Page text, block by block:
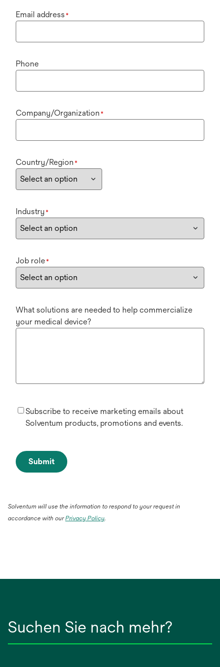
Email address *
Phone
Company/Organization *
Country/Region *
Industry *
Job role*
What solutions are needed to help commercialize
your medical device?
Subscribe to receive marketing emails about
Solventum products, promotions and events.
Submit
Solventum will use the information to respond to your request in
accordance with ourPrivacy Policy.
Suchen Sie nach mehr?